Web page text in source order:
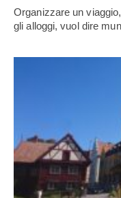
Organizzare un
gli alloggi, vuol dire